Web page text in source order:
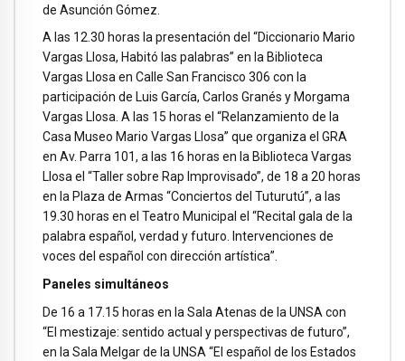
de Asunción Gómez.
A las 12.30 horas la presentación del “Diccionario Mario
Vargas Llosa, Habitó las palabras” en la Biblioteca
Vargas Llosa en Calle San Francisco 306 con la
participación de Luis García, Carlos Granés y Morgama
Vargas Llosa. A las 15 horas el “Relanzamiento de la
Casa Museo Mario Vargas Llosa” que organiza el GRA
en Av. Parra 101, a las 16 horas en la Biblioteca Vargas
Llosa el “Taller sobre Rap Improvisado”, de 18 a 20 horas
en la Plaza de Armas “Conciertos del Tuturutú”, a las
19.30 horas en el Teatro Municipal el “Recital gala de la
palabra español, verdad y futuro. Intervenciones de
voces del español con dirección artística”.
Paneles simultáneos
De 16 a 17.15 horas en la Sala Atenas de la UNSA con
“El mestizaje: sentido actual y perspectivas de futuro”,
en la Sala Melgar de la UNSA “El español de los Estados